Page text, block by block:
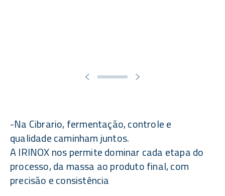
-Na Cibrario, fermentação, controle e
qualidade caminham juntos.
A IRINOX nos permite dominar cada etapa do
processo, da massa ao produto final, com
precisão e consistência